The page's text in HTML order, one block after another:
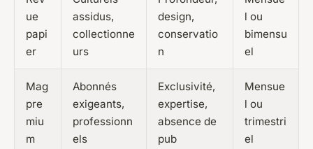
ue
papi
er
assidus,
collectionne
urs
design,
conservatio
n
l ou
bimensu
el
Mag
pre
miu
m
Abonnés
exigeants,
professionn
els
Exclusivité,
expertise,
absence de
pub
Mensue
l ou
trimestri
el